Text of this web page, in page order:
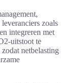
zoals
integreren met
uitstoot te
netbelasting